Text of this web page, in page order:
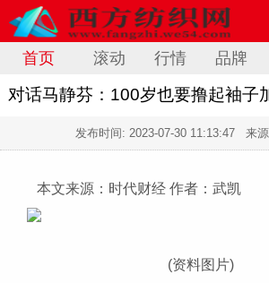
首页 滚动 行情 品牌
对话马静芬：100岁也要撸起袖子
发布时间: 2023-07-30 11:13:47 来
本文来源：时代财经 作者：武凯
(资料图片)